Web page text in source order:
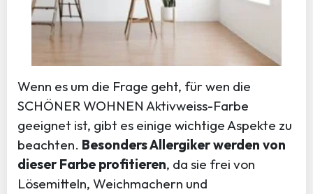
Wenn es um die Frage geht, für wen die
SCHÖNER WOHNEN Aktivweiss-Farbe
geeignet ist, gibt es einige wichtige Aspekte zu
beachten. Besonders Allergiker werden von
dieser Farbe profitieren, da sie frei von
Lösemitteln, Weichmachern und